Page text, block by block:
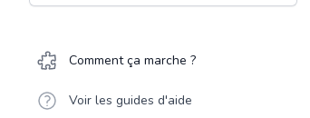
Comment ça marche ?
Voir les guides d'aide